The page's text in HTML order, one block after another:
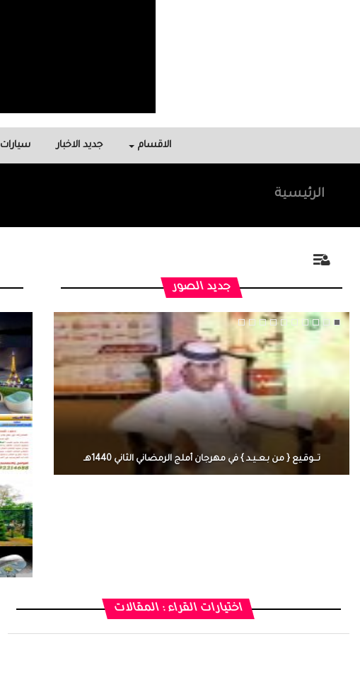
الاقسام جديد الاخبار سيارات
الرئيسية
جديد الصور
تـــوقـيع { من بـعــيـد } في مهرجان أملج الرمضاني الثاني 1440هـ
الرجل العظيم يكون مطمئناً ، يتحرر من القلق ،
بينما الرجل ضيق الأفق فعادة ما يكون متوتراً
اختيارات القراء : المقالات